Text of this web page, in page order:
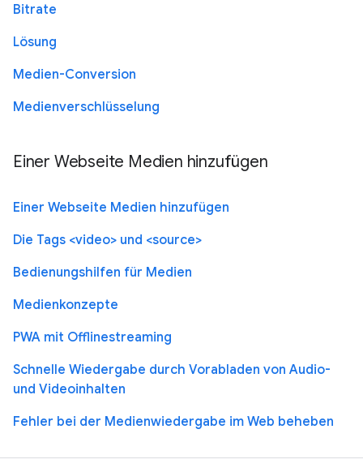
Bitrate
Lösung
Medien-Conversion
Medienverschlüsselung
Einer Webseite Medien hinzufügen
Einer Webseite Medien hinzufügen
Die Tags <video> und <source>
Bedienungshilfen für Medien
Medienkonzepte
PWA mit Offlinestreaming
Schnelle Wiedergabe durch Vorabladen von Audio-
und Videoinhalten
Fehler bei der Medienwiedergabe im Web beheben